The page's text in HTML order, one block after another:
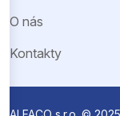
O nás
Kontakty